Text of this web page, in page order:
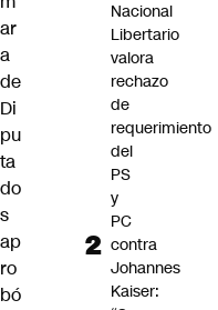
ar
a
de
Di
pu
ta
do
s
ap
ro
bó
Nacional
Libertario
valora
rechazo
de
requerimiento
del
PS
y
PC
contra
Johannes
Kaiser: